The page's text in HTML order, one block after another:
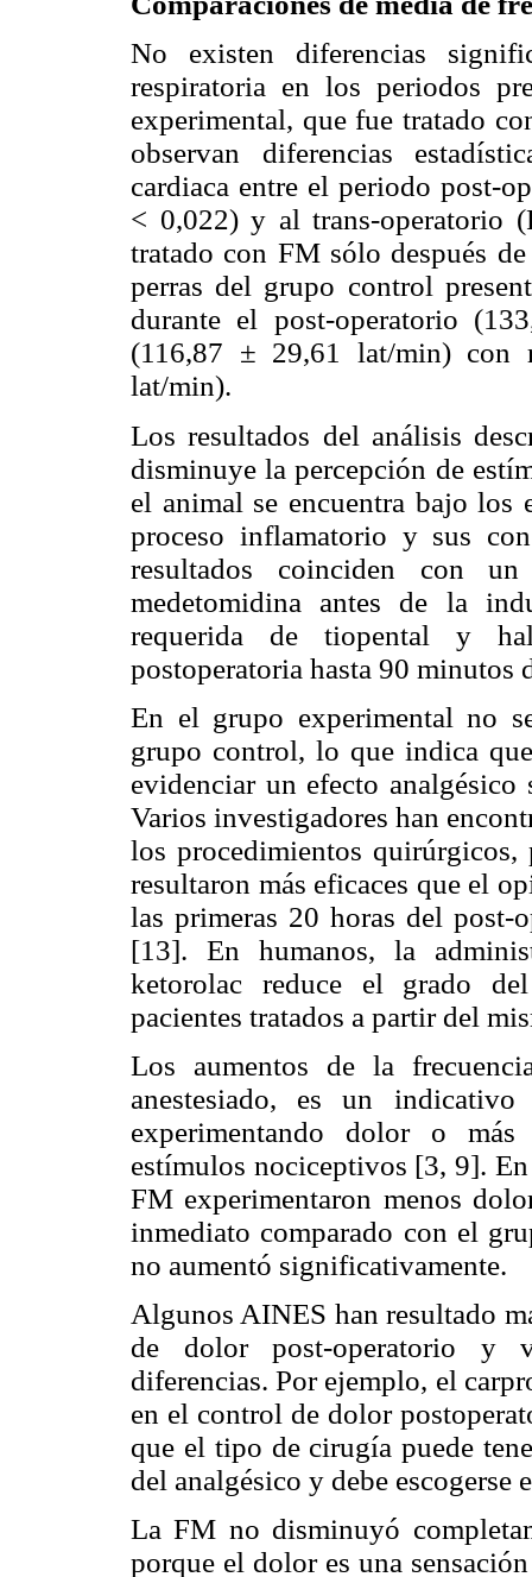
No existen diferencias
respiratoria en los periodos
experimental, que fue tratado
observan diferencias
cardiaca entre el periodo post-
< 0,022) y al trans-operatorio
tratado con FM sólo después
perras del grupo control
durante el post-operatorio
(116,87 ± 29,61 lat/min) con
lat/min).
Los resultados del análisis
disminuye la percepción de
el animal se encuentra bajo los
proceso inflamatorio y sus
resultados coinciden con
medetomidina antes de la
requerida de tiopental y
postoperatoria hasta 90 minutos
En el grupo experimental no
grupo control, lo que indica
evidenciar un efecto
Varios investigadores han
los procedimientos
resultaron más eficaces que el
las primeras 20 horas del post-
[13]. En humanos, la
ketorolac reduce el grado
pacientes tratados a partir del
Los aumentos de la
anestesiado, es un
experimentando dolor o más
estímulos nociceptivos [3, 9].
FM experimentaron menos
inmediato comparado con el
no aumentó significativamente.
Algunos AINES han resultado
de dolor post-operatorio y
diferencias. Por ejemplo, el
en el control de dolor
que el tipo de cirugía puede
del analgésico y debe escogerse
La FM no disminuyó
porque el dolor es una